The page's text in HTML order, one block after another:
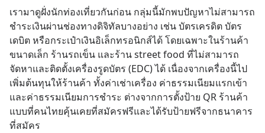
เรามาดูฝั่งนักท่องเที่ยวกันก่อน กลุ่มนี้มักพบปัญหาไม่สามารถ
ชำระเงินผ่านช่องทางดิจิทัลบางอย่าง เช่น บัตรเครดิต บัตร
เดบิต หรือกระเป๋าเงินอิเล็กทรอนิกส์ได้ โดยเฉพาะในร้านค้า
ขนาดเล็ก ร้านรถเข็น และร้าน street food ที่ไม่สามารถ
จัดหาและติดตั้งเครื่องรูดบัตร (EDC) ได้ เนื่องจากเครื่องนี้ไป
เพิ่มต้นทุนให้ร้านค้า ทั้งค่าเช่าเครื่อง ค่าธรรมเนียมแรกเข้า
และค่าธรรมเนียมการชำระ ต่างจากการตั้งป้าย QR ร้านค้า
แบบที่คนไทยคุ้นเคยที่สมัครฟรีและได้รับป้ายฟรีจากธนาคาร
ที่สมัคร